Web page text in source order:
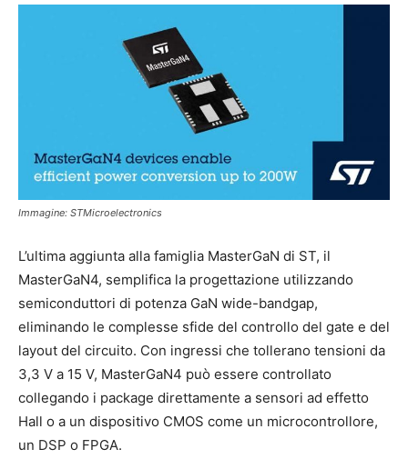
Immagine: STMicroelectronics
L’ultima aggiunta alla famiglia MasterGaN di ST, il
MasterGaN4, semplifica la progettazione utilizzando
semiconduttori di potenza GaN wide-bandgap,
eliminando le complesse sfide del controllo del gate e del
layout del circuito. Con ingressi che tollerano tensioni da
3,3 V a 15 V, MasterGaN4 può essere controllato
collegando i package direttamente a sensori ad effetto
Hall o a un dispositivo CMOS come un microcontrollore,
un DSP o FPGA.